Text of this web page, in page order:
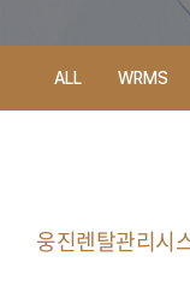
ALL WRMS
웅진렌탈관리시